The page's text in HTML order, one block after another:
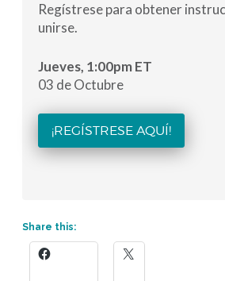
Regístrese para obtener
unirse.
Jueves, 1:00pm ET
03 de Octubre
¡REGÍSTRESE AQUÍ!
Share this: